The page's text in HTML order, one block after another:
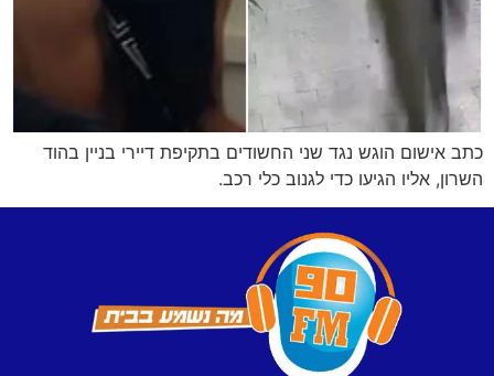
כתב אישום הוגש נגד שני החשודים בתקיפת דיירי בניין בהוד
השרון, אליו הגיעו כדי לגנוב כלי רכב.